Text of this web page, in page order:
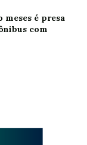
meses é presa
com